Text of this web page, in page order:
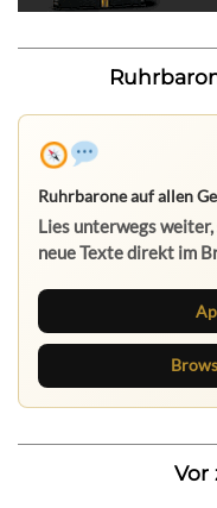
Ruhrbarone auf allen
Lies unterwegs
neue Texte direkt im
Vor